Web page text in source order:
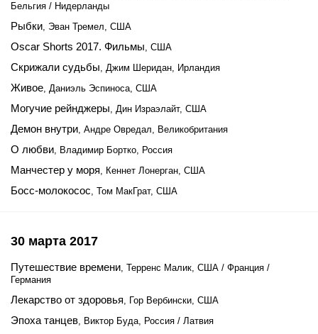
Бельгия / Нидерланды
Рыбки, Эван Тремел, США
Oscar Shorts 2017. Фильмы, США
Скрижали судьбы, Джим Шеридан, Ирландия
Живое, Даниэль Эспиноса, США
Могучие рейнджеры, Дин Израэлайт, США
Демон внутри, Андре Овредал, Великобритания
О любви, Владимир Бортко, Россия
Манчестер у моря, Кеннет Лонерган, США
Босс-молокосос, Том МакГрат, США
30 марта 2017
Путешествие времени, Терренс Малик, США / Франция /
Германия
Лекарство от здоровья, Гор Вербински, США
Эпоха танцев, Виктор Буда, Россия / Латвия